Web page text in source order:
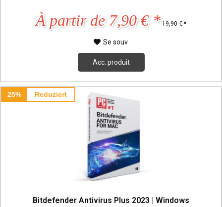
À partir de 7,90 € * 19,90 € *
Se souv.
Acc. produit
25% Reduziert
Bitdefender Antivirus Plus 2023 | Windows